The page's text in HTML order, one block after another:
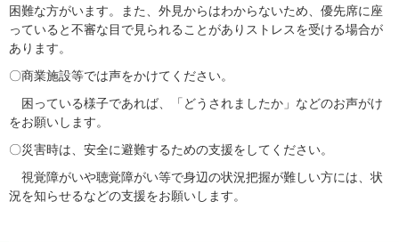
困難な方がいます。また、外見からはわからないため、優先席に座
っていると不審な目で見られることがありストレスを受ける場合が
あります。
〇商業施設等では声をかけてください。
困っている様子であれば、「どうされましたか」などのお声がけ
をお願いします。
〇災害時は、安全に避難するための支援をしてください。
視覚障がいや聴覚障がい等で身辺の状況把握が難しい方には、状
況を知らせるなどの支援をお願いします。